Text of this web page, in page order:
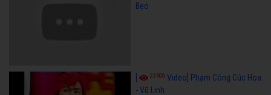
Beo
23600 Video] Phạm Công Cúc Hoa
- Vũ Linh